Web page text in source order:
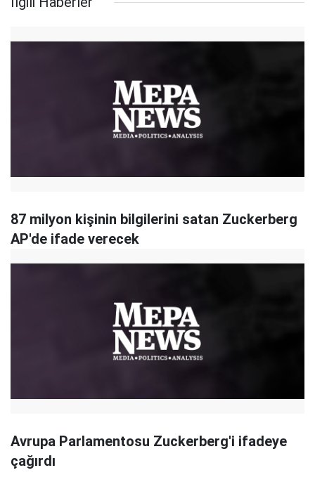
87 milyon kişinin bilgilerini satan Zuckerberg
AP'de ifade verecek
Avrupa Parlamentosu Zuckerberg'i ifadeye
çağırdı